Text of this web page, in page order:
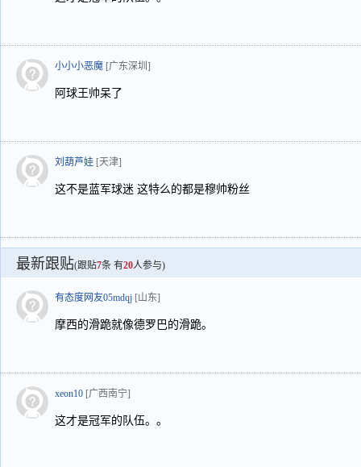
小小小恶魔 [广东深圳]
阿球王帅呆了
刘葫芦娃 [天津]
这不是蓝军球迷 这特么的都是穆帅粉丝
最新跟贴(跟贴7条 有20人参与)
有态度网友05mdqj [山东]
摩西的滑跪就像德罗巴的滑跪。
xeon10 [广西南宁]
这才是冠军的队伍。。